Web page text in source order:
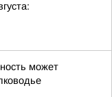
может